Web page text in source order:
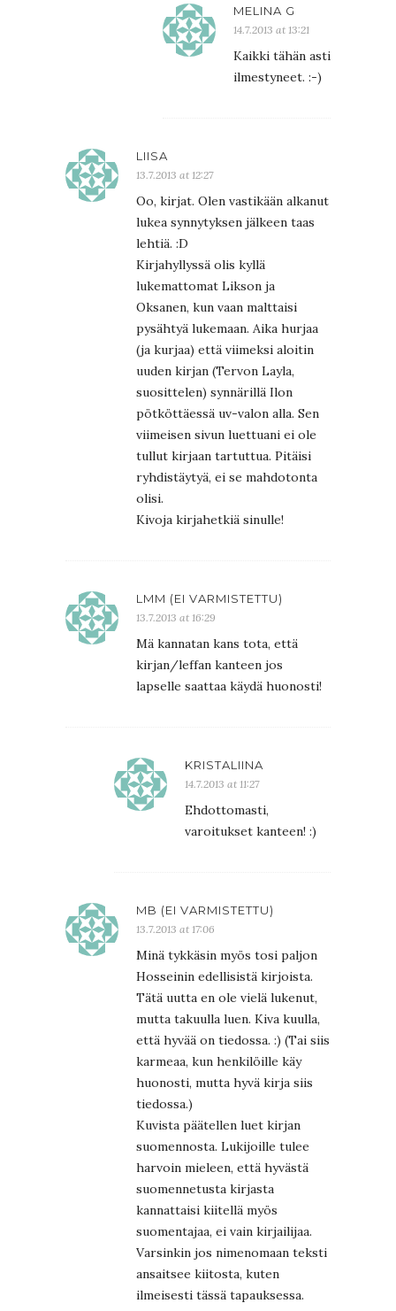
MELINA G
14.7.2013 at 13:21
Kaikki tähän asti
ilmestyneet. :-)
LIISA
13.7.2013 at 12:27
Oo, kirjat. Olen vastikään alkanut
lukea synnytyksen jälkeen taas
lehtiä. :D
Kirjahyllyssä olis kyllä
lukemattomat Likson ja
Oksanen, kun vaan malttaisi
pysähtyä lukemaan. Aika hurjaa
(ja kurjaa) että viimeksi aloitin
uuden kirjan (Tervon Layla,
suosittelen) synnärillä Ilon
pötköttäessä uv-valon alla. Sen
viimeisen sivun luettuani ei ole
tullut kirjaan tartuttua. Pitäisi
ryhdistäytyä, ei se mahdotonta
olisi.
Kivoja kirjahetkiä sinulle!
LMM (EI VARMISTETTU)
13.7.2013 at 16:29
Mä kannatan kans tota, että
kirjan/leffan kanteen jos
lapselle saattaa käydä huonosti!
KRISTALIINA
14.7.2013 at 11:27
Ehdottomasti,
varoitukset kanteen! :)
MB (EI VARMISTETTU)
13.7.2013 at 17:06
Minä tykkäsin myös tosi paljon
Hosseinin edellisistä kirjoista.
Tätä uutta en ole vielä lukenut,
mutta takuulla luen. Kiva kuulla,
että hyvää on tiedossa. :) (Tai siis
karmeaa, kun henkilöille käy
huonosti, mutta hyvä kirja siis
tiedossa.)
Kuvista päätellen luet kirjan
suomennosta. Lukijoille tulee
harvoin mieleen, että hyvästä
suomennetusta kirjasta
kannattaisi kiitellä myös
suomentajaa, ei vain kirjailijaa.
Varsinkin jos nimenomaan teksti
ansaitsee kiitosta, kuten
ilmeisesti tässä tapauksessa.